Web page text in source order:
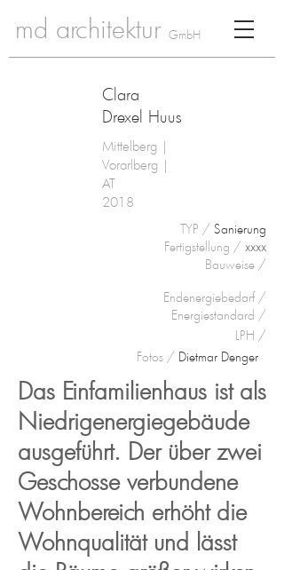
md architektur GmbH
Clara
Drexel Huus
Mittelberg |
Vorarlberg |
AT
2018
TYP / Sanierung
Fertigstellung / xxxx
Bauweise /
Endenergiebedarf /
Energiestandard /
LPH /
Fotos / Dietmar Denger
Das Einfamilienhaus ist als
Niedrigenergiegebäude
ausgeführt. Der über zwei
Geschosse verbundene
Wohnbereich erhöht die
Wohnqualität und lässt